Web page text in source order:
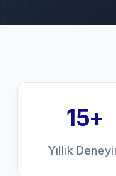
15+
Yıllık